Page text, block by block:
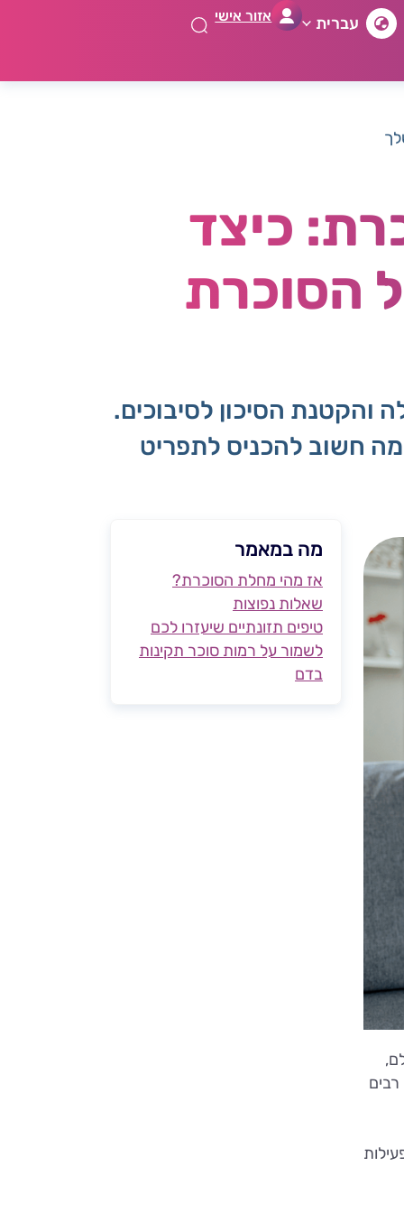
עברית אזור אישי
כיצד
הסוכרת
והקטנת הסיכון לסיבוכים.
חשוב להכניס לתפריט
רבים
מה במאמר
אז מהי מחלת הסוכרת?
שאלות נפוצות
טיפים תזונתיים שיעזרו לכם
לשמור על רמות סוכר תקינות
בדם